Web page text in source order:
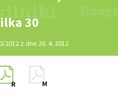
30
2012 z dne 26. 4. 2012